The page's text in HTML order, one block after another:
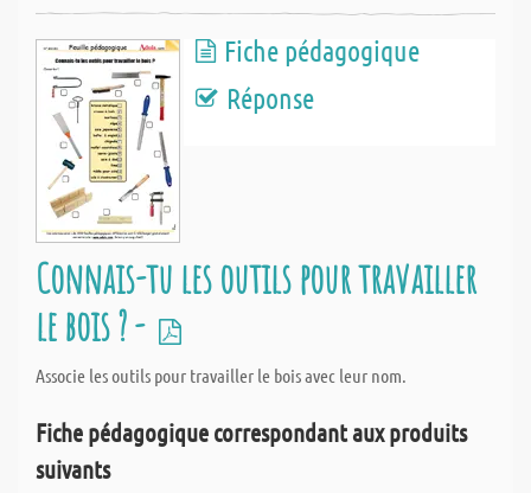
Fiche pédagogique
Réponse
Connais-tu les outils pour travailler
le bois ? -
Associe les outils pour travailler le bois avec leur nom.
Fiche pédagogique correspondant aux produits
suivants